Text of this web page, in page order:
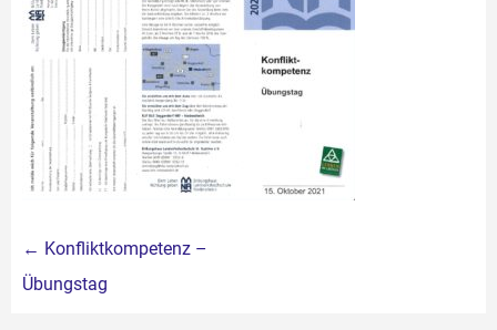
Beitragsnavigation
← Konfliktkompetenz –
Übungstag